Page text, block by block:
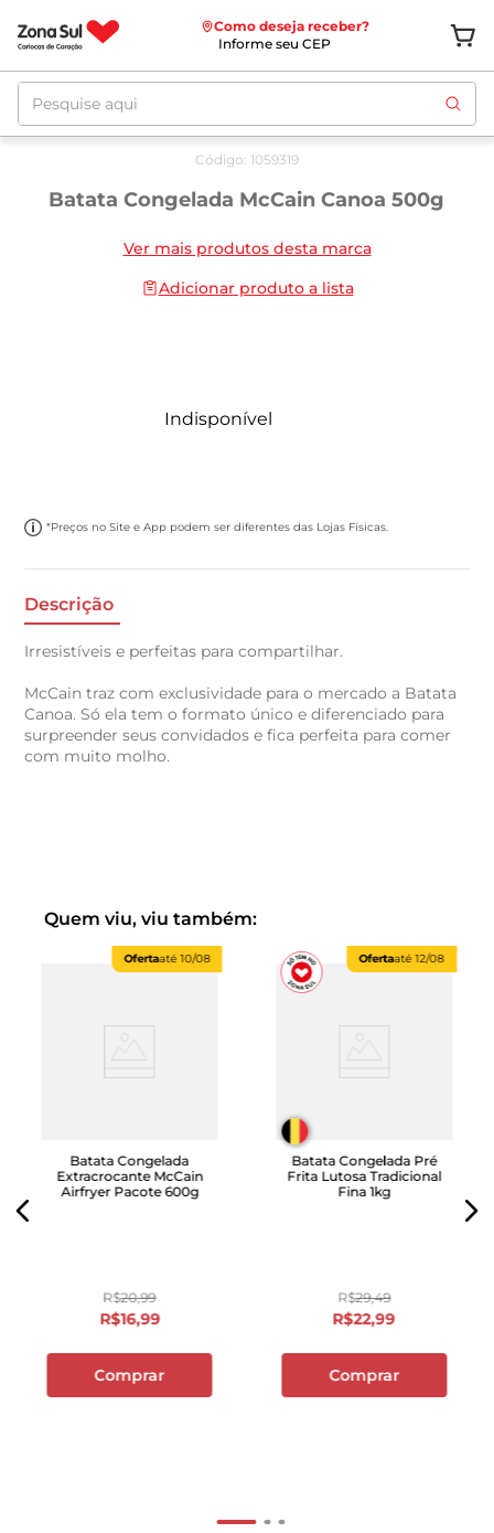
Como deseja receber?
Informe seu CEP
Pesquise aqui
Código: 1059319
Batata Congelada McCain Canoa 500g
Ver mais produtos desta marca
Adicionar produto a lista
Indisponível
*Preços no Site e App podem ser diferentes das Lojas Físicas.
Descrição
Irresistíveis e perfeitas para compartilhar.
McCain traz com exclusividade para o mercado a Batata
Canoa. Só ela tem o formato único e diferenciado para
surpreender seus convidados e fica perfeita para comer
com muito molho.
Quem viu, viu também:
Ofertaaté10/08
Batata Congelada
Extracrocante McCain
Airfryer Pacote 600g
R$20,99
R$16,99
Comprar
Ofertaaté12/08
Batata Congelada Pré
Frita Lutosa Tradicional
Fina 1kg
R$29,49
R$22,99
Comprar